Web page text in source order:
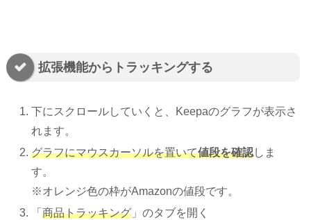
拡張機能からトラッキングする
下にスクロールしていくと、Keepaのグラフが表示さ
れます。
グラフにマウスカーソルを置いて値段を確認しま
す。
※オレンジ色の枠がAmazonの値段です。
「商品トラッキング 」のタブを開く